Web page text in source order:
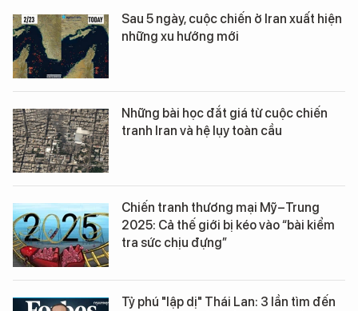
Sau 5 ngày, cuộc chiến ở Iran xuất hiện
những xu hướng mới
Những bài học đắt giá từ cuộc chiến
tranh Iran và hệ lụy toàn cầu
Chiến tranh thương mại Mỹ–Trung
2025: Cả thế giới bị kéo vào “bài kiểm
tra sức chịu đựng”
Tỷ phú "lập dị" Thái Lan: 3 lần tìm đến